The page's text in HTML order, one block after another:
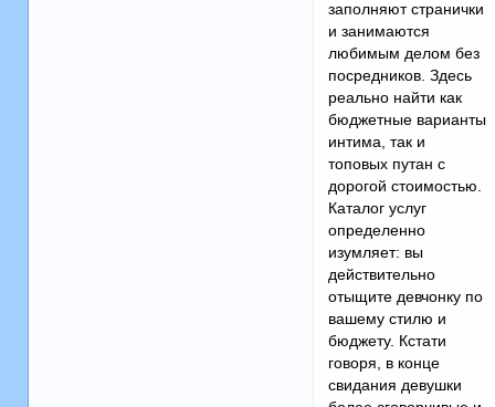
заполняют странички
и занимаются
любимым делом без
посредников. Здесь
реально найти как
бюджетные варианты
интима, так и
топовых путан с
дорогой стоимостью.
Каталог услуг
определенно
изумляет: вы
действительно
отыщите девчонку по
вашему стилю и
бюджету. Кстати
говоря, в конце
свидания девушки